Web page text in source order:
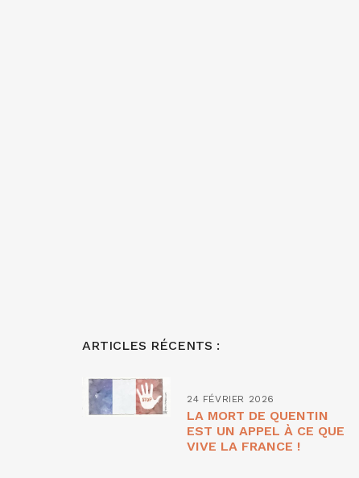
ARTICLES RÉCENTS :
24 FÉVRIER 2026
LA MORT DE QUENTIN
EST UN APPEL À CE QUE
VIVE LA FRANCE !